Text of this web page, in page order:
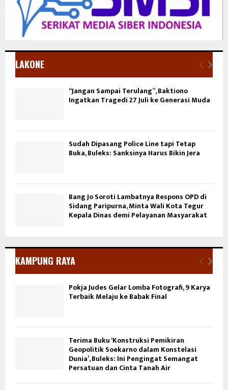
LAKONE
“Jangan Sampai Terulang”, Baktiono
Ingatkan Tragedi 27 Juli ke Generasi Muda
Sudah Dipasang Police Line tapi Tetap
Buka, Buleks: Sanksinya Harus Bikin Jera
Bang Jo Soroti Lambatnya Respons OPD di
Sidang Paripurna, Minta Wali Kota Tegur
Kepala Dinas demi Pelayanan Masyarakat
KAMPUNG RAYA
Pokja Judes Gelar Lomba Fotografi, 9 Karya
Terbaik Melaju ke Babak Final
Terima Buku ‘Konstruksi Pemikiran
Geopolitik Soekarno dalam Konstelasi
Dunia’, Buleks: Ini Pengingat Semangat
Persatuan dan Cinta Tanah Air